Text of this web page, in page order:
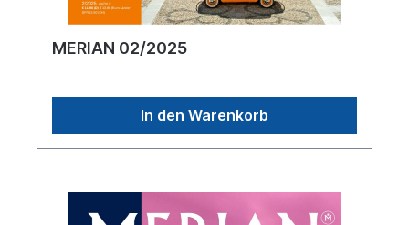
MERIAN 02/2025
In den Warenkorb